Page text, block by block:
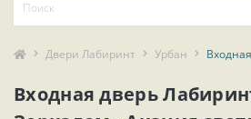
Двери Лабиринт Урбан
Входная дверь